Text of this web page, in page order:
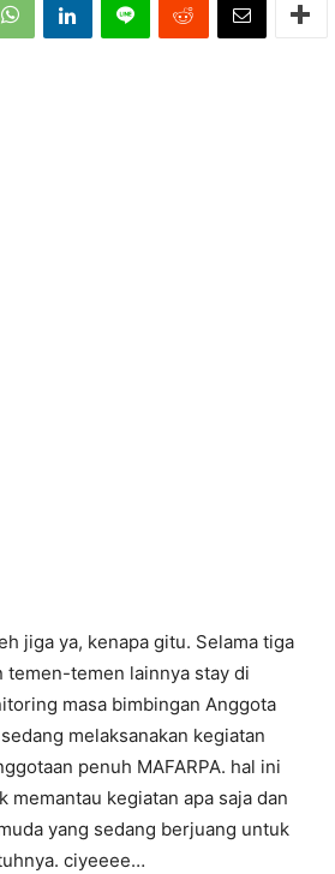
jiga ya, kenapa gitu. Selama tiga
temen-temen lainnya stay di
masa bimbingan Anggota
melaksanakan kegiatan
penuh MAFARPA. hal ini
memantau kegiatan apa saja dan
yang sedang berjuang untuk
ciyeeee…